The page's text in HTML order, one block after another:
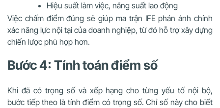
Hiệu suất làm việc, năng suất lao động
Việc chấm điểm đúng sẽ giúp ma trận IFE phản ánh chính
xác năng lực nội tại của doanh nghiệp, từ đó hỗ trợ xây dựng
chiến lược phù hợp hơn.
Bước 4: Tính toán điểm số
Khi đã có trọng số và xếp hạng cho từng yếu tố nội bộ,
bước tiếp theo là tính điểm có trọng số. Chỉ số này cho biết